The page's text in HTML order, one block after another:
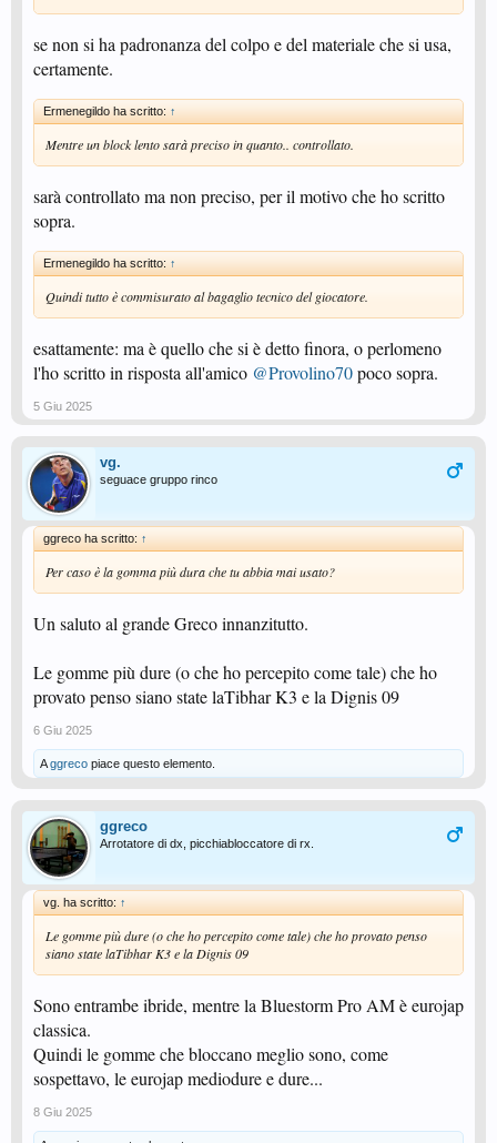
se non si ha padronanza del colpo e del materiale che si usa,
certamente.
Ermenegildo ha scritto: ↑
Mentre un block lento sarà preciso in quanto.. controllato.
sarà controllato ma non preciso, per il motivo che ho scritto
sopra.
Ermenegildo ha scritto: ↑
Quindi tutto è commisurato al bagaglio tecnico del giocatore.
esattamente: ma è quello che si è detto finora, o perlomeno
l'ho scritto in risposta all'amico @Provolino70poco sopra.
5 Giu 2025
vg.
seguace gruppo rinco
ggreco ha scritto: ↑
Per caso è la gomma più dura che tu abbia mai usato?
Un saluto al grande Greco innanzitutto.
Le gomme più dure (o che ho percepito come tale) che ho
provato penso siano state laTibhar K3 e la Dignis 09
6 Giu 2025
Aggreco piace questo elemento.
ggreco
Arrotatore di dx, picchiabloccatore di rx.
vg. ha scritto: ↑
Le gomme più dure (o che ho percepito come tale) che ho provato penso
siano state laTibhar K3 e la Dignis 09
Sono entrambe ibride, mentre la Bluestorm Pro AM è eurojap
classica.
Quindi le gomme che bloccano meglio sono, come
sospettavo, le eurojap mediodure e dure...
8 Giu 2025